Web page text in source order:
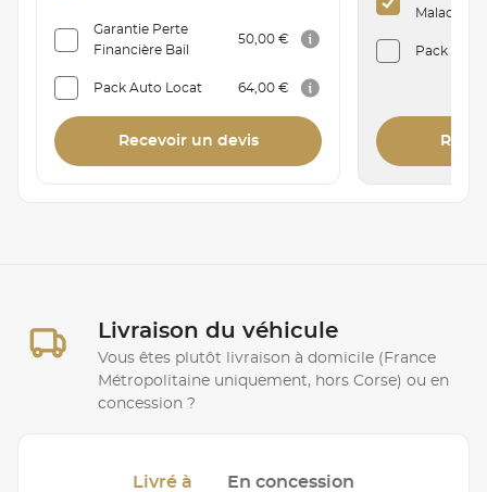
Garantie Perte
Financière Bail
50,00 €
Pack Auto Locat 64,00 €
Recevoir un devis
Maladie
Pack Auto
Livraison du véhicule
Vous êtes plutôt livraison à domicile (France
Métropolitaine uniquement, hors Corse) ou en
concession ?
Livré à En concession